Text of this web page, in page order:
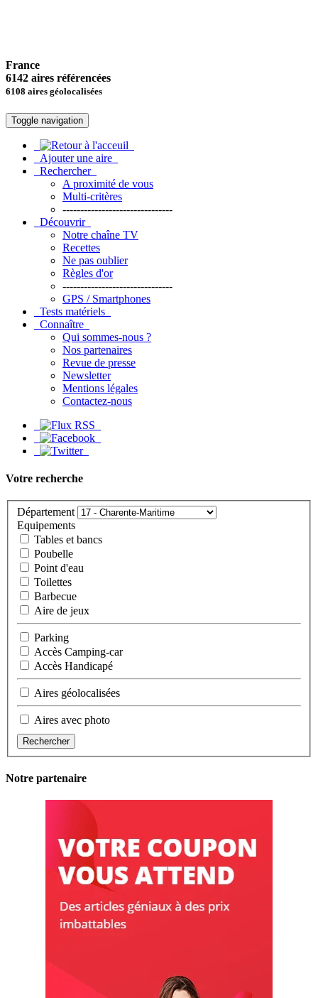
France
6142 aires référencées
6108 aires géolocalisées
Toggle navigation
Ajouter une aire
Rechercher
A proximité de vous
Multi-critères
-------------------------------
Découvrir
Notre chaîne TV
Recettes
Ne pas oublier
Règles d'or
-------------------------------
GPS / Smartphones
Tests matériels
Connaître
Qui sommes-nous ?
Nos partenaires
Revue de presse
Newsletter
Mentions légales
Contactez-nous
Votre recherche
Département
Equipements
Tables et bancs
Poubelle
Point d'eau
Toilettes
Barbecue
Aire de jeux
Parking
Accès Camping-car
Accès Handicapé
Aires géolocalisées
Aires avec photo
Rechercher
Notre partenaire